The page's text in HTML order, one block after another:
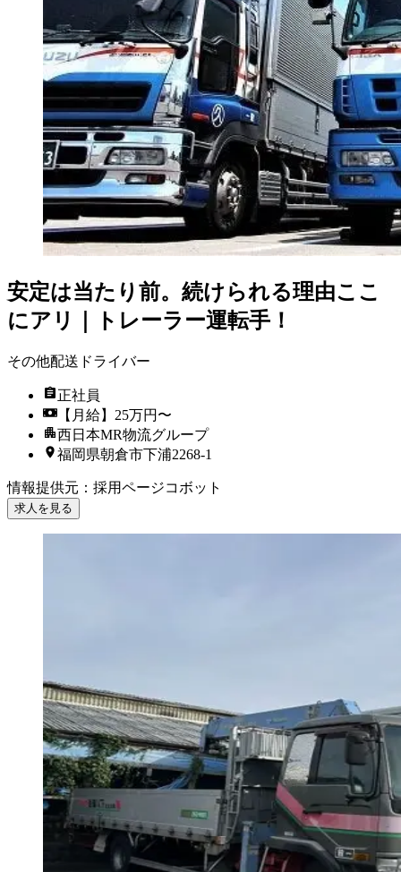
安定は当たり前。続けられる理由ここ
にアリ｜トレーラー運転手！
その他配送ドライバー
正社員
【月給】25万円〜
西日本MR物流グループ
福岡県朝倉市下浦2268-1
情報提供元 ： 採用ページコボット
求人を見る